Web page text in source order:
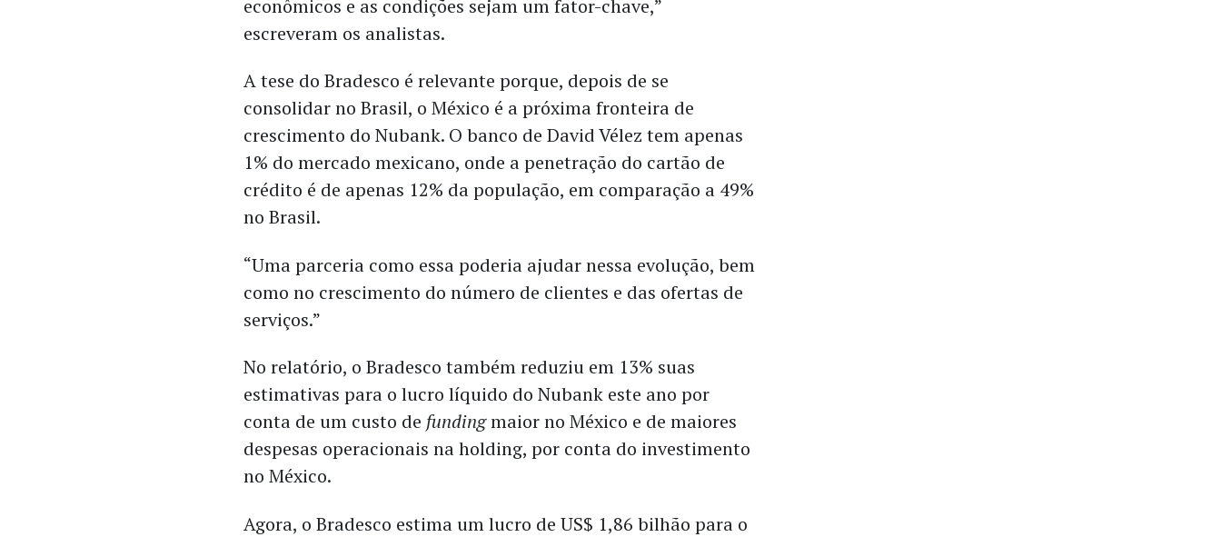
econômicos e as condições sejam um fator-chave,”
escreveram os analistas.
A tese do Bradesco é relevante porque, depois de se
consolidar no Brasil, o México é a próxima fronteira de
crescimento do Nubank. O banco de David Vélez tem apenas
1% do mercado mexicano, onde a penetração do cartão de
crédito é de apenas 12% da população, em comparação a 49%
no Brasil.
“Uma parceria como essa poderia ajudar nessa evolução, bem
como no crescimento do número de clientes e das ofertas de
serviços.”
No relatório, o Bradesco também reduziu em 13% suas
estimativas para o lucro líquido do Nubank este ano por
conta de um custo de fundingmaior no México e de maiores
despesas operacionais na holding, por conta do investimento
no México.
Agora, o Bradesco estima um lucro de US$ 1,86 bilhão para o